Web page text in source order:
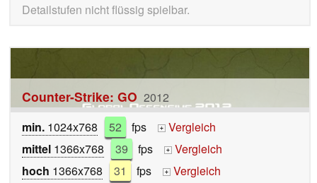
Detailstufen nicht flüssig spielbar.
Counter-Strike: GO 2012
min. 1024x768 52 fps +
Vergleich
mittel 1366x768 39 fps +
Vergleich
hoch 1366x768 31 fps +
Vergleich